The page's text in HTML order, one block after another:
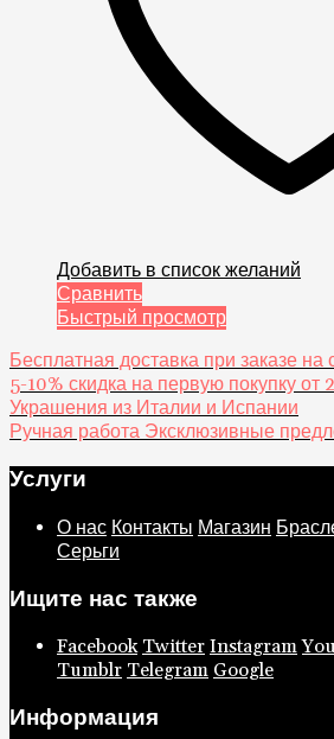
Добавить в список желаний
Сравнить
Быстрый просмотр
Бесплатная доставка при заказе на
5-10% скидка на первую покупку от
Украшения из Италии и Испании
Ручная работа Эксклюзивные
Услуги
О нас Контакты Магазин
Серьги
Ищите нас также
Facebook Twitter Instagram
Tumblr Telegram Google
Информация